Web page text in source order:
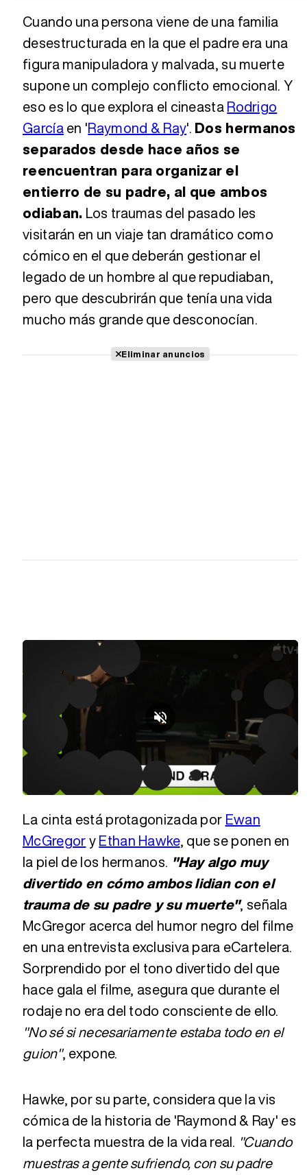
Cuando una persona viene de una familia
desestructurada en la que el padre era una
figura manipuladora y malvada, su muerte
supone un complejo conflicto emocional. Y
eso es lo que explora el cineastaRodrigo
Garcíaen 'Raymond & Ray'. Dos hermanos
separados desde hace años se
reencuentran para organizar el
entierro de su padre, al que ambos
odiaban. Los traumas del pasado les
visitarán en un viaje tan dramático como
cómico en el que deberán gestionar el
legado de un hombre al que repudiaban,
pero que descubrirán que tenía una vida
mucho más grande que desconocían.
Eliminar anuncios
18.74%
La cinta está protagonizada por Ewan
McGregoryEthan Hawke, que se ponen en
la piel de los hermanos. "Hay algo muy
divertido en cómo ambos lidian con el
trauma de su padre y su muerte", señala
McGregor acerca del humor negro del filme
en una entrevista exclusiva para eCartelera.
Sorprendido por el tono divertido del que
hace gala el filme, asegura que durante el
rodaje no era del todo consciente de ello.
"No sé si necesariamente estaba todo en el
guion", expone.
Hawke, por su parte, considera que la vis
cómica de la historia de 'Raymond & Ray' es
la perfecta muestra de la vida real. "Cuando
muestras a gente sufriendo, con su padre